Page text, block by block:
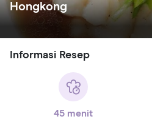
Hongkong
Informasi Resep
45 menit